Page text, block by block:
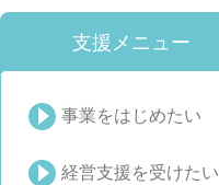
支援メニュー
事業をはじめたい
経営支援を受けたい